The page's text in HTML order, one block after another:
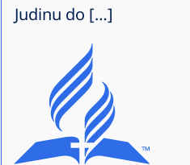
Judinu do […]